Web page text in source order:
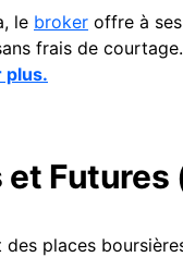
le broker offre à
frais de
plus.
et
des places